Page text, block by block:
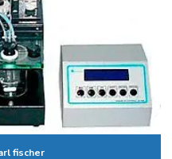
de laboratório
fischer